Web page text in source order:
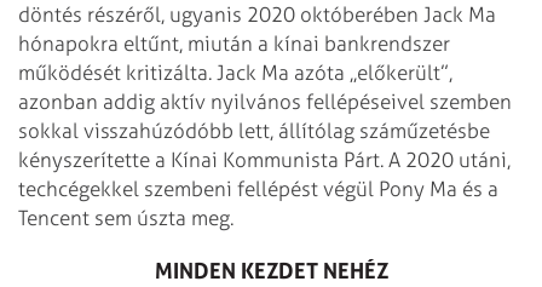
döntés részéről, ugyanis 2020 októberében Jack Ma
hónapokra eltűnt, miután a kínai bankrendszer
működését kritizálta. Jack Ma azóta ,,előkerült”,
azonban addig aktív nyilvános fellépéseivel szemben
sokkal visszahúzódóbb lett, állítólag száműzetésbe
kényszerítette a Kínai Kommunista Párt. A 2020 utáni,
techcégekkel szembeni fellépést végül Pony Ma és a
Tencent sem úszta meg.
MINDEN KEZDET NEHÉZ